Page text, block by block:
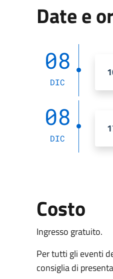
Date e
08
DIC
08
DIC
Costo
Ingresso gratuito.
Per tutti gli eventi
consiglia di